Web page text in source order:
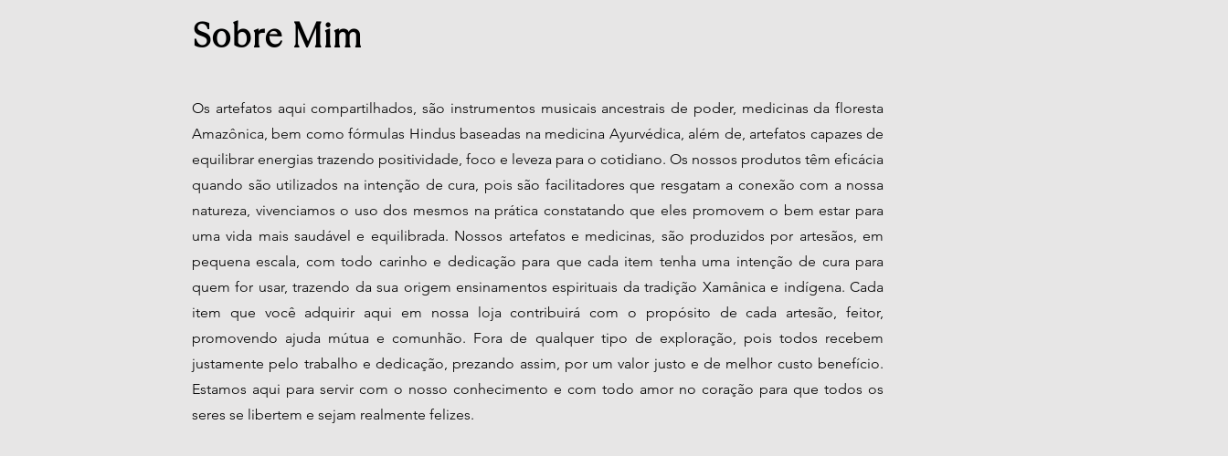
Sobre Mim
Os artefatos aqui compartilhados, são instrumentos musicais ancestrais de poder, medicinas da floresta
Amazônica, bem como fórmulas Hindus baseadas na medicina Ayurvédica, além de, artefatos capazes de
equilibrar energias trazendo positividade, foco e leveza para o cotidiano. Os nossos produtos têm eficácia
quando são utilizados na intenção de cura, pois são facilitadores que resgatam a conexão com a nossa
natureza, vivenciamos o uso dos mesmos na prática constatando que eles promovem o bem estar para
uma vida mais saudável e equilibrada. Nossos artefatos e medicinas, são produzidos por artesãos, em
pequena escala, com todo carinho e dedicação para que cada item tenha uma intenção de cura para
quem for usar, trazendo da sua origem ensinamentos espirituais da tradição Xamânica e indígena. Cada
item que você adquirir aqui em nossa loja contribuirá com o propósito de cada artesão, feitor,
promovendo ajuda mútua e comunhão. Fora de qualquer tipo de exploração, pois todos recebem
justamente pelo trabalho e dedicação, prezando assim, por um valor justo e de melhor custo benefício.
Estamos aqui para servir com o nosso conhecimento e com todo amor no coração para que todos os
seres se libertem e sejam realmente felizes.